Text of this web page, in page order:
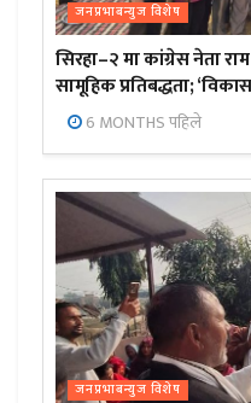
जनप्रभाबन्युज विशेष
सिरहा–२ मा कांग्रेस नेता
सामूहिक प्रतिबद्धता;
6 MONTHS पहिले
जनप्रभाबन्युज विशेष